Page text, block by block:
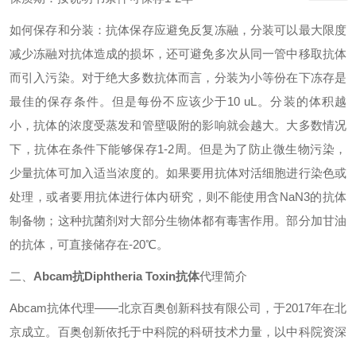
如何保存和分装：抗体保存应避免反复冻融，分装可以最大限度
减少冻融对抗体造成的损坏，还可避免多次从同一管中移取抗体
而引入污染。对于绝大多数抗体而言，分装为小等份在下冻存是
最佳的保存条件。但是每份不应该少于10 uL。分装的体积越
小，抗体的浓度受蒸发和管壁吸附的影响就会越大。大多数情况
下，抗体在条件下能够保存1-2周。但是为了防止微生物污染，
少量抗体可加入适当浓度的。如果要用抗体对活细胞进行染色或
处理，或者要用抗体进行体内研究，则不能使用含NaN3的抗体
制备物；这种抗菌剂对大部分生物体都有毒害作用。部分加甘油
的抗体，可直接储存在-20℃。
二、 Abcam抗Diphtheria Toxin抗体代理简介
Abcam抗体代理——北京百奥创新科技有限公司，于2017年在北
京成立。百奥创新依托于中科院的科研技术力量，以中科院资深